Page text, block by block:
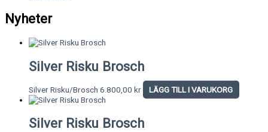
Nyheter
Silver Risku Brosch
Silver Risku/Brosch 6.800,00 kr LÄGG TILL I VARUKORG
Silver Risku Brosch